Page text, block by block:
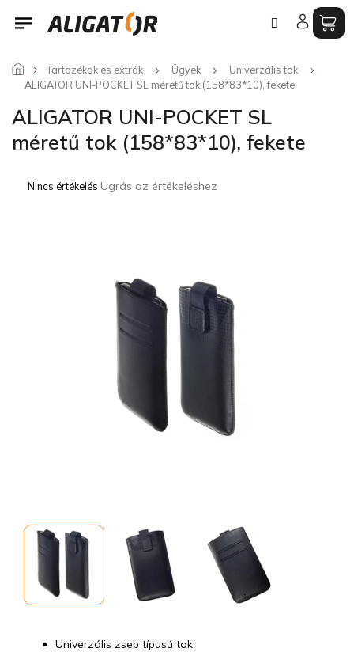
Ugrás
tartalomhoz
Tartozékok és extrák Ügyek
Univerzális tok
ALIGATOR UNI-POCKET SL méretű tok (158*83*10), fekete
ALIGATOR UNI-POCKET SL
méretű tok (158*83*10), fekete
ANincs értékelés Ugrás az értékeléshez
Univerzális zseb típusú tok